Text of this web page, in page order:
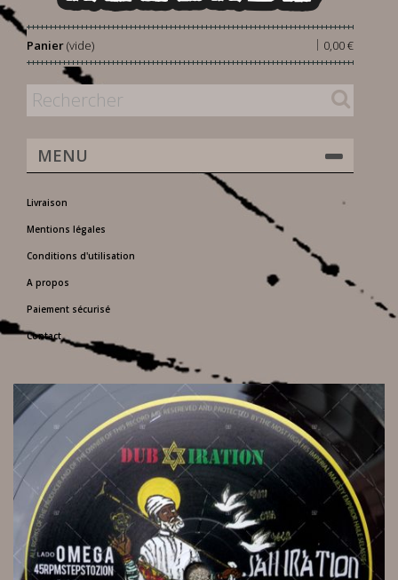
Panier 0,00 €
|
(vide)
MENU
Livraison
Mentions légales
Conditions d'utilisation
A propos
Paiement sécurisé
Contact